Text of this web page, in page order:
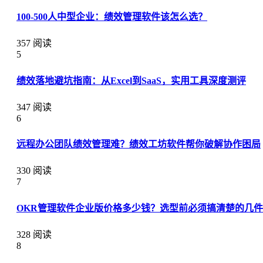
100-500人中型企业：绩效管理软件该怎么选？
357 阅读
5
绩效落地避坑指南：从Excel到SaaS，实用工具深度测评
347 阅读
6
远程办公团队绩效管理难？绩效工坊软件帮你破解协作困局
330 阅读
7
OKR管理软件企业版价格多少钱？选型前必须搞清楚的几
328 阅读
8